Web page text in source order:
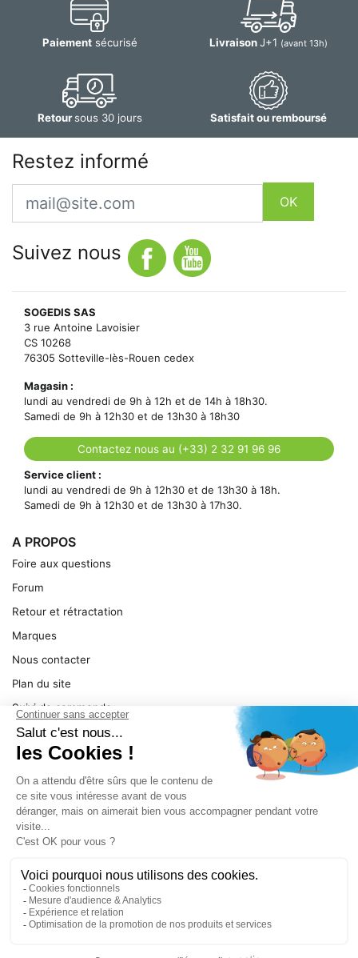
Paiementsécurisé LivraisonJ+1 (avant 13h)
Retoursous 30 jours Satisfait ou remboursé
Restez informé
Email
OK
Suivez nous
SOGEDIS SAS
3 rue Antoine Lavoisier
CS 10268
76305 Sotteville-lès-Rouen cedex
Magasin :
lundi au vendredi de 9h à 12h et de 14h à 18h30.
Samedi de 9h à 12h30 et de 13h30 à 18h30
Contactez nous au (+33) 2 32 91 96 96
Service client :
lundi au vendredi de 9h à 12h30 et de 13h30 à 18h.
Samedi de 9h à 12h30 et de 13h30 à 17h30.
A PROPOS
Foire aux questions
Forum
Retour et rétractation
Marques
Nous contacter
Plan du site
Suivi de commande
Ma facture
Mentions légales
Conditions générales
SERVICE
Pièces détachées
Dépannage
Le magasin